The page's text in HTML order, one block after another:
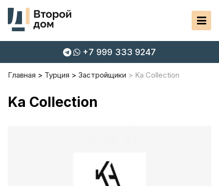
+7 999 333 9247
Главная Турция Застройщики Ka Collection
Ka Collection